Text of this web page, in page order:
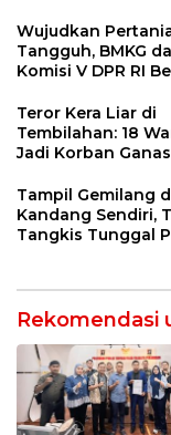
Entaskan
Indramayu
Wujudkan
Tangguh, BMKG
Komisi V DPR RI
Sekolah Lapang
Teror Kera Liar di
Tembilahan: 18
Jadi Korban
12 Jahitan!
Tampil Gemilang
Kandang Sendiri,
Tangkis Tunggal
Jatibarang 2026
Rekomendasi